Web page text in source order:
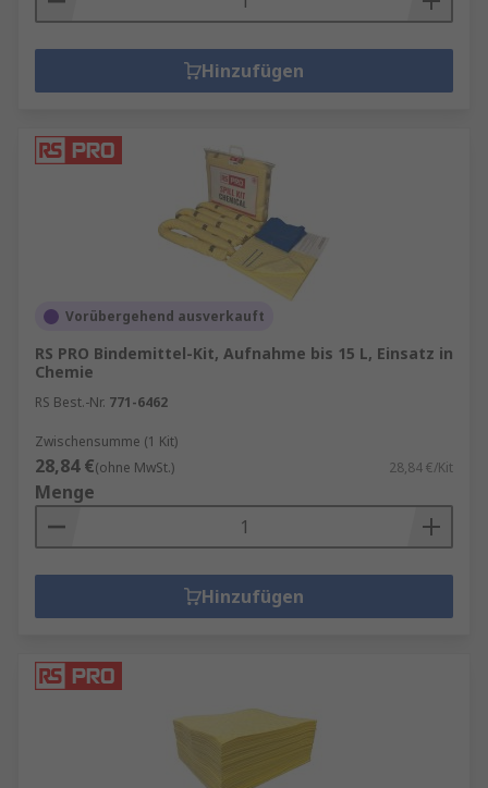
Hinzufügen
Vorübergehend ausverkauft
RS PRO Bindemittel-Kit, Aufnahme bis 15 L, Einsatz in
Chemie
RS Best.-Nr. 771-6462
Zwischensumme (1 Kit)
28,84 €(ohne MwSt.) 28,84 €/Kit
Menge
Hinzufügen